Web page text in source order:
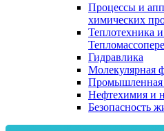
Процессы и
химических
Теплотехника
Гидравлика
Молекулярная
Промышленная
Нефтехимия и
Безопасность